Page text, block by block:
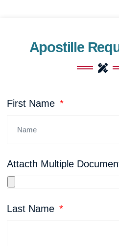
Apostille
First Name
Attacth Multiple
Last Name